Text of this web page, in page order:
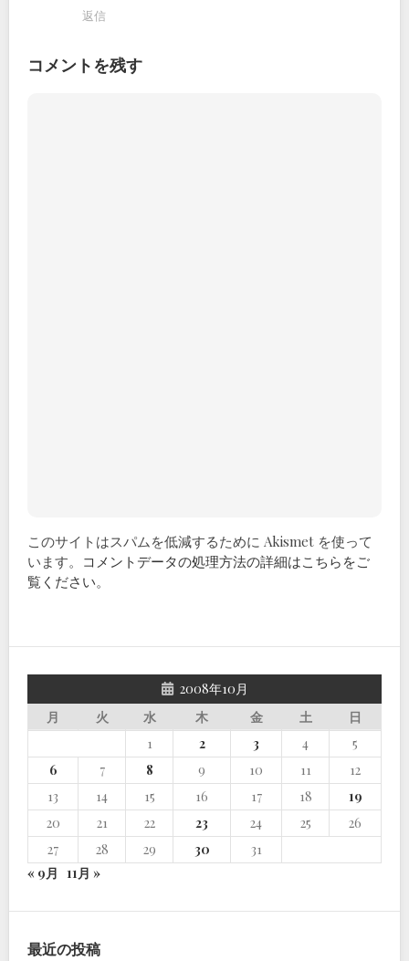
返信
コメントを残す
このサイトはスパムを低減するために Akismet を使って
います。 コメントデータの処理方法の詳細はこちらをご
覧ください。
2008年10月
月
火 水 木 金 土
日
1
2 3 4
5
6
7 8 9 10 11
12
13
14 15 16 17 18
19
20
21 22 23 24 25
26
27
28 29 30
31
« 9月 11月 »
最近の投稿